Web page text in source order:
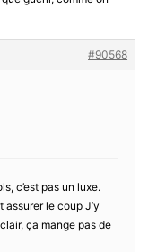
#90568
c’est pas un luxe.
le coup J’y
ça mange pas de